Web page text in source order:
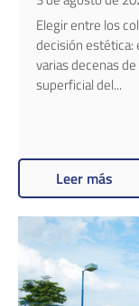
Elegir entre los
decisión estética:
varias decenas
superficial del...
Leer más